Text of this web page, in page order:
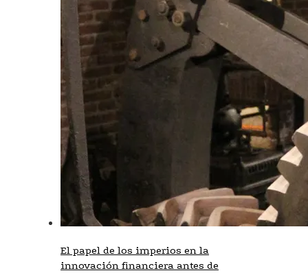
El papel de los imperios en la
innovación financiera antes de